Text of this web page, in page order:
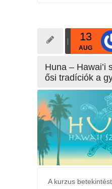
13
AUG
Huna – Hawai’i
ősi tradíciók a
A kurzus